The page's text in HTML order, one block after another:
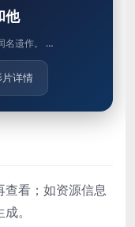
他
改编自已故作家浅原直人的同名遗作。 …
片详情
看；如资源信息
。